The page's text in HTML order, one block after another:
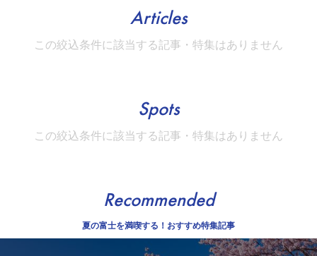
Articles
この絞込条件に該当する記事・特集はありません
Spots
この絞込条件に該当する記事・特集はありません
Recommended
夏の富士を満喫する！おすすめ特集記事